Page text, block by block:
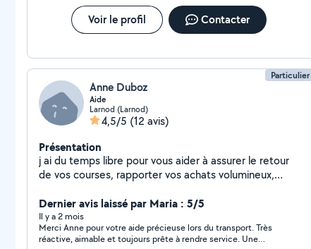
Voir le profil Contacter
Particulier
Anne Duboz
Aide
Larnod (Larnod)
4,5/5 (12 avis)
Présentation
j ai du temps libre pour vous aider à assurer le retour
de vos courses, rapporter vos achats volumineux,
etc
Dernier avis laissé par Maria : 5/5
Il y a 2 mois
Merci Anne pour votre aide précieuse lors du transport. Très
réactive, aimable et toujours prête à rendre service. Une